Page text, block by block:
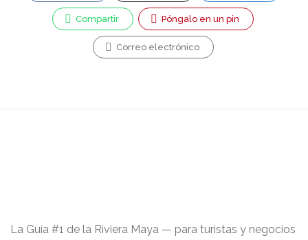
Compartir Póngalo en un pin
Correo electrónico
La Guía #1 de la Riviera Maya — para turistas y negocios